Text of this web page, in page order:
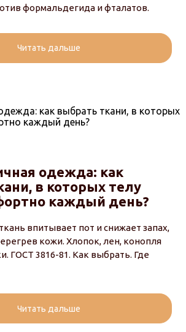
формальдегида и фталатов.
Читать дальше
одежда: как
в которых телу
каждый день?
впитывает пот и снижает запах,
кожи. Хлопок, лен, конопля
ГОСТ 3816-81. Как выбрать. Где
Читать дальше